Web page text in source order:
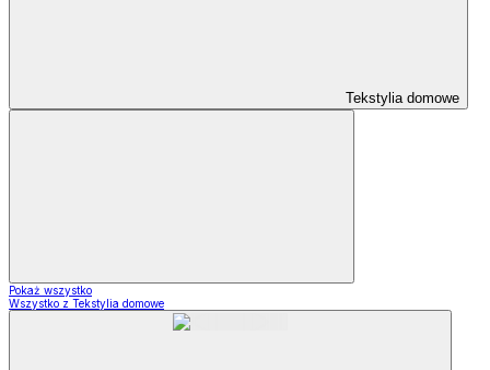
Tekstylia domowe
Pokaż wszystko
Wszystko z Tekstylia domowe